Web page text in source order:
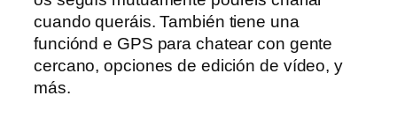
cuando queráis. También tiene una
funciónd e GPS para chatear con gente
cercano, opciones de edición de vídeo, y
más.